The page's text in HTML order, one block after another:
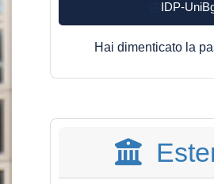
IDP-
Hai dimenticato la